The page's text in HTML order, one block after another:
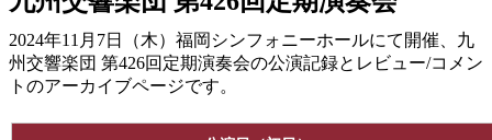
2024年11月7日（木）福岡シンフォニーホールにて開催、九
州交響楽団 第426回定期演奏会の公演記録とレビュー/コメン
トのアーカイブページです。